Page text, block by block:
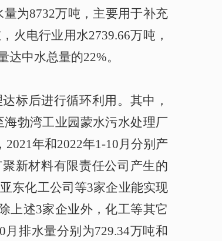
为8732万吨，主要用于补充
火电行业用水2739.66万吨，
中水总量的22%。
标后进行循环利用。其中，
海勃湾工业园蒙水污水处理厂
年和2022年1-10月分别产
聚新材料有限责任公司产生的
东化工公司等3家企业能实现
上述3家企业外，化工等其它
排水量分别为729.34万吨和